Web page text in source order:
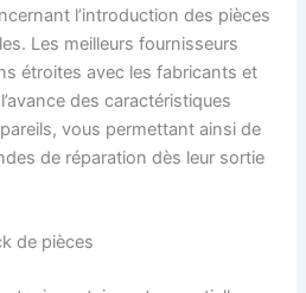
l’introduction des pièces
Les meilleurs fournisseurs
étroites avec les fabricants et
des caractéristiques
vous permettant ainsi de
de réparation dès leur sortie
de pièces